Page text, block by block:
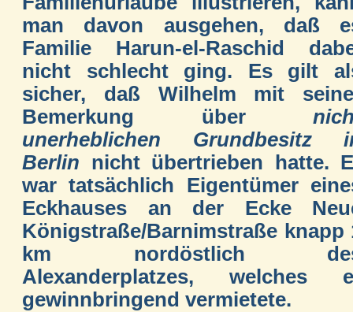
man davon ausgehen, daß
Familie Harun-el-Raschid
nicht schlecht ging. Es gilt
sicher, daß Wilhelm mit
Bemerkung über
unerheblichen Grundbesitz
Berlin nicht übertrieben hatte.
war tatsächlich Eigentümer
Eckhauses an der Ecke
Königstraße/Barnimstraße knapp
km nordöstlich
Alexanderplatzes, welches
gewinnbringend vermietete.